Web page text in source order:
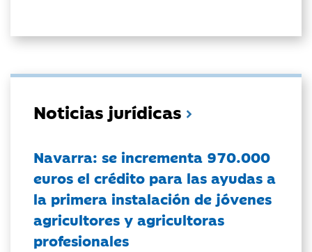
Noticias jurídicas
Navarra: se incrementa 970.000
euros el crédito para las ayudas a
la primera instalación de jóvenes
agricultores y agricultoras
profesionales